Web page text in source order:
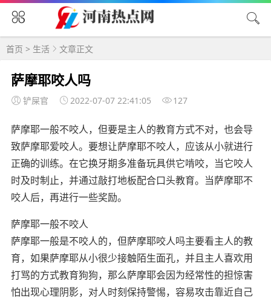
首页 > 生活 文章正文
萨摩耶咬人吗
铲屎官 2022-07-07 22:41:05 127
萨摩耶一般不咬人，但要是主人的教育方式不对，也会导
致萨摩耶爱咬人。要想让萨摩耶不咬人，应该从小就进行
正确的训练。在它换牙期多准备玩具供它啃咬，当它咬人
时及时制止，并通过敲打地板配合口头教育。当萨摩耶不
咬人后，再进行一些奖励。
萨摩耶一般不咬人
萨摩耶一般是不咬人的，但萨摩耶咬人吗主要看主人的教
育，如果萨摩耶从小很少接触陌生面孔，并且主人喜欢用
打骂的方式教育狗狗，那么萨摩耶会因为经常性的担惊害
怕出现心理阴影，对人时刻保持警惕，容易攻击靠近自己